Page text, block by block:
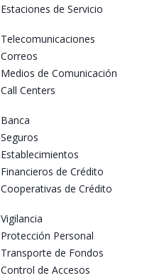
Estaciones de Servicio
Telecomunicaciones
Correos
Medios de Comunicación
Call Centers
Banca
Seguros
Establecimientos
Financieros de Crédito
Cooperativas de Crédito
Vigilancia
Protección Personal
Transporte de Fondos
Control de Accesos